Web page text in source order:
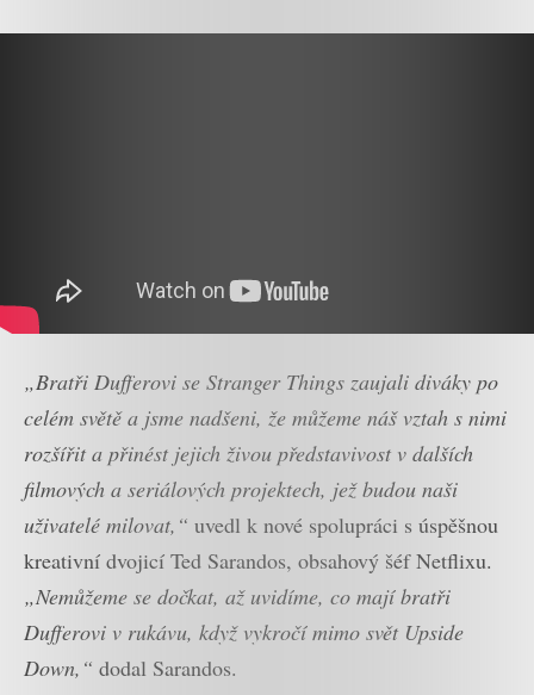
„Bratři Dufferovi se Stranger Things zaujali diváky po
celém světě a jsme nadšeni, že můžeme náš vztah s nimi
rozšířit a přinést jejich živou představivost v dalších
filmových a seriálových projektech, jež budou naši
uživatelé milovat,“ uvedl k nové spolupráci s úspěšnou
kreativní dvojicí Ted Sarandos, obsahový šéf Netflixu.
„Nemůžeme se dočkat, až uvidíme, co mají bratři
Dufferovi v rukávu, když vykročí mimo svět Upside
Down,“ dodal Sarandos.